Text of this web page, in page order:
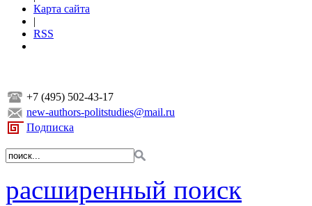
Карта сайта
|
RSS
+7 (495) 502-43-17
new-authors-politstudies@mail.ru
Подписка
расширенный поиск